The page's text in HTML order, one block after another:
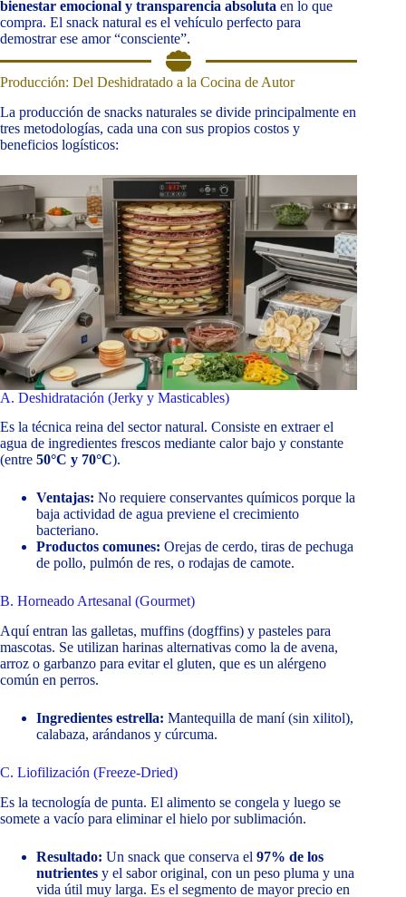
bienestar emocional y transparencia absoluta en lo que
compra. El snack natural es el vehículo perfecto para
demostrar ese amor “consciente”.
Producción: Del Deshidratado a la Cocina de Autor
La producción de snacks naturales se divide principalmente en
tres metodologías, cada una con sus propios costos y
beneficios logísticos:
A. Deshidratación (Jerky y Masticables)
Es la técnica reina del sector natural. Consiste en extraer el
agua de ingredientes frescos mediante calor bajo y constante
(entre 50°C y 70°C).
Ventajas: No requiere conservantes químicos porque la
baja actividad de agua previene el crecimiento
bacteriano.
Productos comunes: Orejas de cerdo, tiras de pechuga
de pollo, pulmón de res, o rodajas de camote.
B. Horneado Artesanal (Gourmet)
Aquí entran las galletas, muffins (dogffins) y pasteles para
mascotas. Se utilizan harinas alternativas como la de avena,
arroz o garbanzo para evitar el gluten, que es un alérgeno
común en perros.
Ingredientes estrella: Mantequilla de maní (sin xilitol),
calabaza, arándanos y cúrcuma.
C. Liofilización (Freeze-Dried)
Es la tecnología de punta. El alimento se congela y luego se
somete a vacío para eliminar el hielo por sublimación.
Resultado: Un snack que conserva el 97% de los
nutrientes y el sabor original, con un peso pluma y una
vida útil muy larga. Es el segmento de mayor precio en